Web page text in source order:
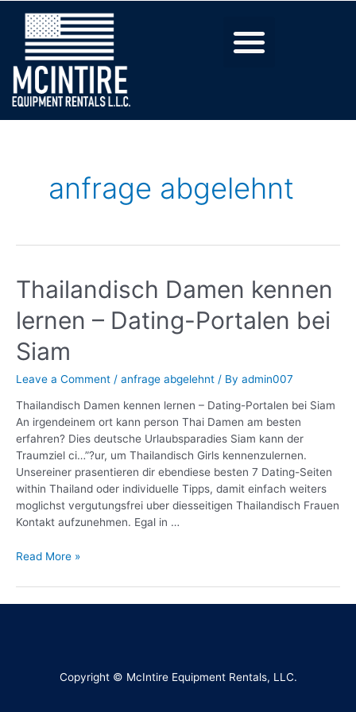
anfrage abgelehnt
Thailandisch Damen kennen
lernen – Dating-Portalen bei
Siam
Leave a Comment / anfrage abgelehnt / By admin007
Thailandisch Damen kennen lernen – Dating-Portalen bei Siam
An irgendeinem ort kann person Thai Damen am besten
erfahren? Dies deutsche Urlaubsparadies Siam kann der
Traumziel ci…”?ur, um Thailandisch Girls kennenzulernen.
Unsereiner prasentieren dir ebendiese besten 7 Dating-Seiten
within Thailand oder individuelle Tipps, damit einfach weiters
moglichst vergutungsfrei uber diesseitigen Thailandisch Frauen
Kontakt aufzunehmen. Egal in …
Read More »
Copyright © McIntire Equipment Rentals, LLC.